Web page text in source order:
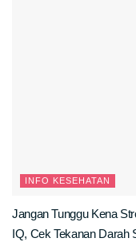
INFO KESEHATAN
Jangan Tunggu Kena
IQ, Cek Tekanan Darah